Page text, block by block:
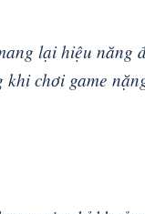
lại hiệu năng
chơi game